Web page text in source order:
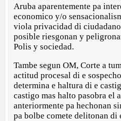
Aruba aparentemente pa
economico y/o
viola privacidad di
posible riesgonan y
Polis y sociedad.
Tambe segun OM, Corte a
actitud procesal di e
determina e haltura di e
castigo mas halto pasobra el
anteriormente pa hechonan
pa bolbe comete delitonan di